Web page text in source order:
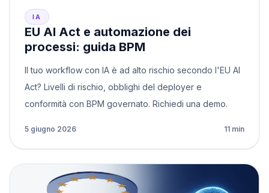
IA
EU AI Act e automazione dei
processi: guida BPM
Il tuo workflow con IA è ad alto rischio secondo l'EU AI
Act? Livelli di rischio, obblighi del deployer e
conformità con BPM governato. Richiedi una demo.
5 giugno 2026 11 min